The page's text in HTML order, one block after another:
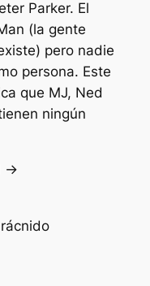
Parker. El
(la gente
pero nadie
persona. Este
que MJ, Ned
ningún
→